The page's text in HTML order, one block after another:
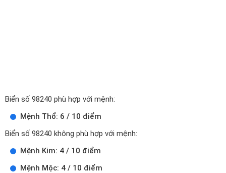
Biển số 98240 phù hợp với mệnh:
Mệnh Thổ: 6 / 10 điểm
Biển số 98240 không phù hợp với mệnh:
Mệnh Kim: 4 / 10 điểm
Mệnh Mộc: 4 / 10 điểm